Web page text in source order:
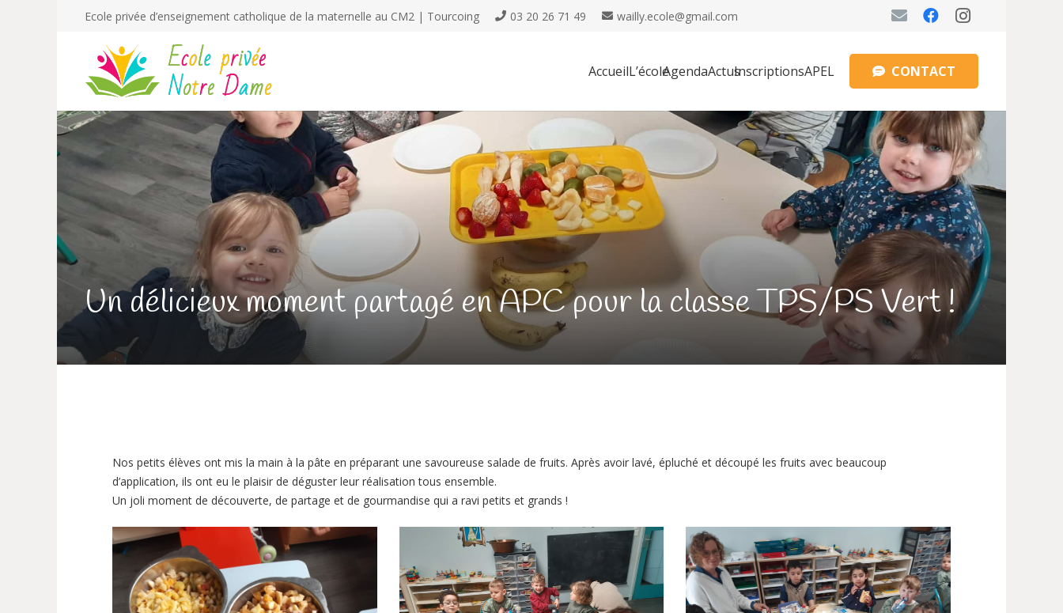
Ecole privée d’enseignement catholique de la maternelle au CM2 | Tourcoing 03 20 26 71 49 wailly.ecole@gmail.com
AccueilL’écoleAgendaActusInscriptionsAPEL CONTACT
Un délicieux moment partagé en APC pour la classe TPS/PS Vert !
Nos petits élèves ont mis la main à la pâte en préparant une savoureuse salade de fruits. Après avoir lavé, épluché et découpé les fruits avec beaucoup
d’application, ils ont eu le plaisir de déguster leur réalisation tous ensemble.
Un joli moment de découverte, de partage et de gourmandise qui a ravi petits et grands !